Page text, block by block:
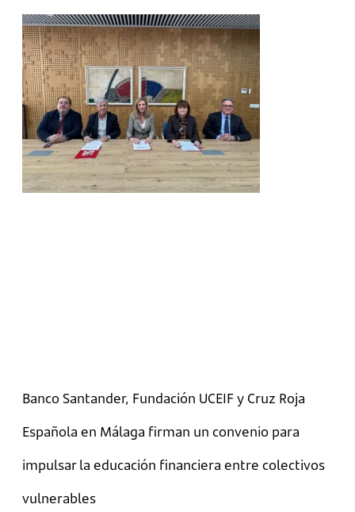
Banco Santander, Fundación UCEIF y Cruz Roja
Española en Málaga firman un convenio para
impulsar la educación financiera entre colectivos
vulnerables